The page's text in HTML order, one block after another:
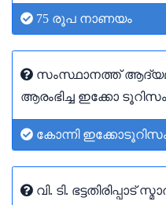
75 രൂപ നാണയം
സംസ്ഥാനത്ത്
ആരംഭിച്ച ഇക്കോ ടൂറിസം
കോന്നി ഇക്കോടൂറിസം
വി. ടി.